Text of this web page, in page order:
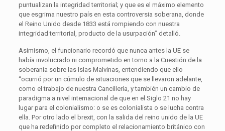
puntualizan la integridad territorial; y que es el máximo elemento
que esgrima nuestro país en esta controversia soberana, donde
el Reino Unido desde 1833 está rompiendo con nuestra
integridad territorial, producto de la usurpación” detalló.
Asimismo, el funcionario recordó que nunca antes la UE se
había involucrado ni comprometido en torno a la Cuestión de la
soberanía sobre las Islas Malvinas, entendiendo que ello
“ocurrió por un cúmulo de situaciones que se llevaron adelante,
como el trabajo de nuestra Cancillería, y también un cambio de
paradigma a nivel internacional de que en el Siglo 21 no hay
lugar para el colonialismo: o se es colonialista o se lucha contra
ella. Por otro lado el brexit, con la salida del reino unido de la UE
que ha redefinido por completo el relacionamiento británico con